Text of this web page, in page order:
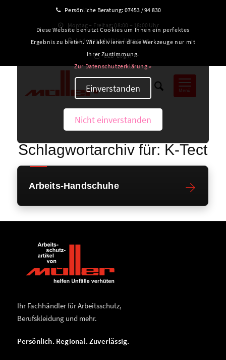
Persönliche Beratung: 07453 / 94 830
Montag – Freitag: 08:00 – 18:00 Uhr
Ladengeschäft in Altensteig
B2B-Login
Menü
Schlagwortarchiv für: K-Tect
Arbeits-Handschuhe
Ihr Fachhändler für Arbeitsschutz,
Berufskleidung und mehr.
Persönlich. Regional. Zuverlässig.
Diese Website benutzt Cookies um Ihnen ein perfektes
Ergebnis zu bieten. Wir aktivieren diese Werkzeuge nur mit
Ihrer Zustimmung.
Zur Datenschutzerklärung »
Einverstanden
Nicht einverstanden